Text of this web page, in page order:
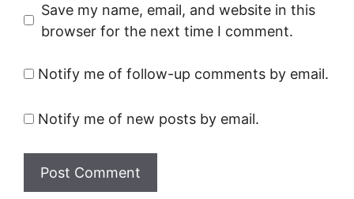
Save my name, email, and website in this
browser for the next time I comment.
Notify me of follow-up comments by email.
Notify me of new posts by email.